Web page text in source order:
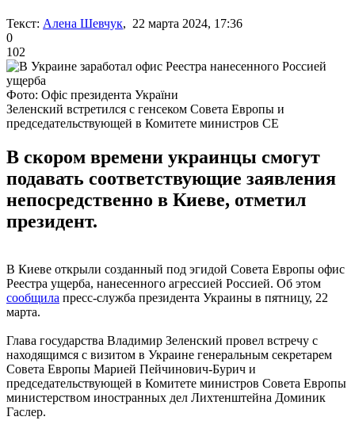
Текст: Алена Шевчук, 22 марта 2024, 17:36
0
102
Фото: Офіс президента України
Зеленский встретился с генсеком Совета Европы и
председательствующей в Комитете министров СЕ
В скором времени украинцы смогут
подавать соответствующие заявления
непосредственно в Киеве, отметил
президент.
В Киеве открыли созданный под эгидой Совета Европы офис
Реестра ущерба, нанесенного агрессией Россией. Об этом
сообщила пресс-служба президента Украины в пятницу, 22
марта.
Глава государства Владимир Зеленский провел встречу с
находящимся с визитом в Украине генеральным секретарем
Совета Европы Марией Пейчинович-Бурич и
председательствующей в Комитете министров Совета Европы
министерством иностранных дел Лихтенштейна Доминик
Гаслер.